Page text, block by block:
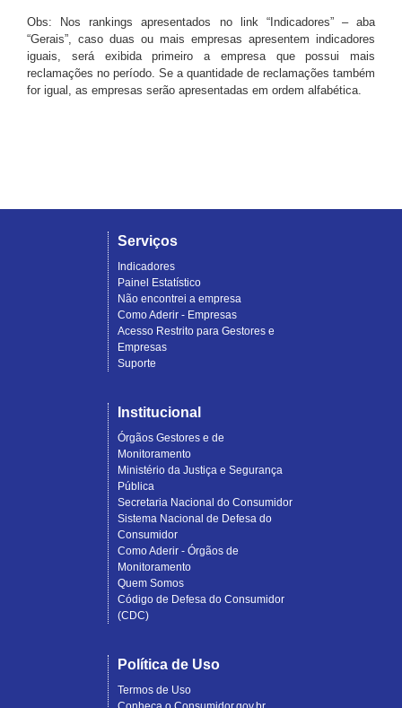
Obs: Nos rankings apresentados no link “Indicadores” – aba
“Gerais”, caso duas ou mais empresas apresentem indicadores
iguais, será exibida primeiro a empresa que possui mais
reclamações no período. Se a quantidade de reclamações também
for igual, as empresas serão apresentadas em ordem alfabética.
Serviços
Indicadores
Painel Estatístico
Não encontrei a empresa
Como Aderir - Empresas
Acesso Restrito para Gestores e
Empresas
Suporte
Institucional
Órgãos Gestores e de
Monitoramento
Ministério da Justiça e Segurança
Pública
Secretaria Nacional do Consumidor
Sistema Nacional de Defesa do
Consumidor
Como Aderir - Órgãos de
Monitoramento
Quem Somos
Código de Defesa do Consumidor
(CDC)
Política de Uso
Termos de Uso